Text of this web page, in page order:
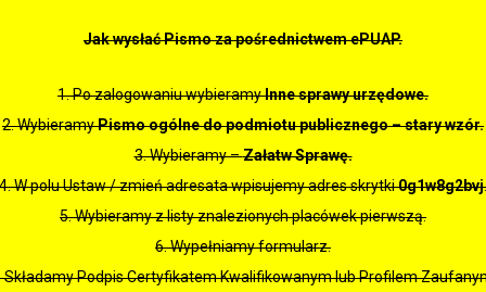
Jak wysłać Pismo za pośrednictwem ePUAP.
1. Po zalogowaniu wybieramyInne sprawy urzędowe.
2. WybieramyPismo ogólne do podmiotu publicznego – stary wzór.
3. Wybieramy –Załatw Sprawę.
4. W polu Ustaw / zmień adresata wpisujemy adres skrytki0g1w8g2bvj.
5. Wybieramy z listy znalezionych placówek pierwszą.
6. Wypełniamy formularz.
Składamy Podpis Certyfikatem Kwalifikowanym lub Profilem